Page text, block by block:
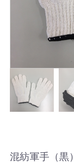
混紡軍手（黒）